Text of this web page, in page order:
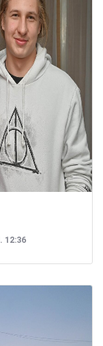
12:36